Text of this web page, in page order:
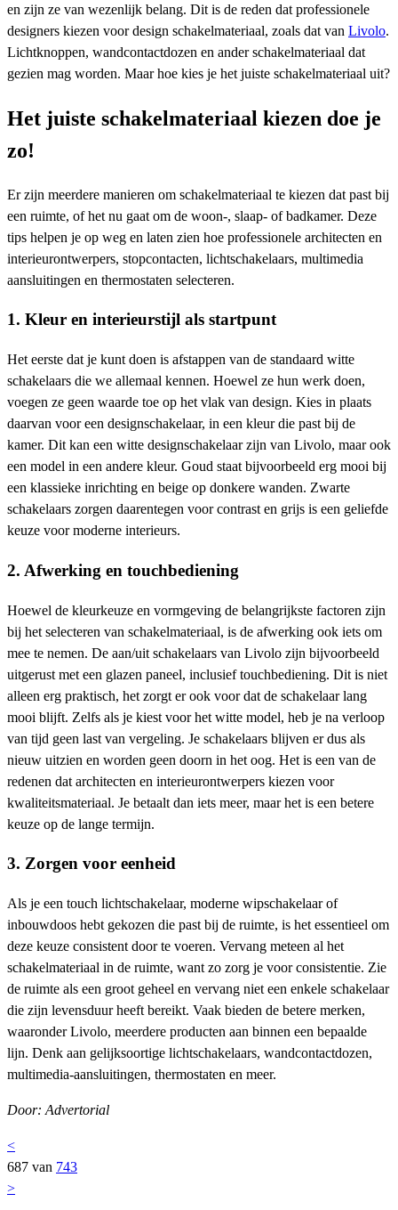
en zijn ze van wezenlijk belang. Dit is de reden dat professionele
designers kiezen voor design schakelmateriaal, zoals dat van Livolo.
Lichtknoppen, wandcontactdozen en ander schakelmateriaal dat
gezien mag worden. Maar hoe kies je het juiste schakelmateriaal uit?
Het juiste schakelmateriaal kiezen doe je
zo!
Er zijn meerdere manieren om schakelmateriaal te kiezen dat past bij
een ruimte, of het nu gaat om de woon-, slaap- of badkamer. Deze
tips helpen je op weg en laten zien hoe professionele architecten en
interieurontwerpers, stopcontacten, lichtschakelaars, multimedia
aansluitingen en thermostaten selecteren.
1. Kleur en interieurstijl als startpunt
Het eerste dat je kunt doen is afstappen van de standaard witte
schakelaars die we allemaal kennen. Hoewel ze hun werk doen,
voegen ze geen waarde toe op het vlak van design. Kies in plaats
daarvan voor een designschakelaar, in een kleur die past bij de
kamer. Dit kan een witte designschakelaar zijn van Livolo, maar ook
een model in een andere kleur. Goud staat bijvoorbeeld erg mooi bij
een klassieke inrichting en beige op donkere wanden. Zwarte
schakelaars zorgen daarentegen voor contrast en grijs is een geliefde
keuze voor moderne interieurs.
2. Afwerking en touchbediening
Hoewel de kleurkeuze en vormgeving de belangrijkste factoren zijn
bij het selecteren van schakelmateriaal, is de afwerking ook iets om
mee te nemen. De aan/uit schakelaars van Livolo zijn bijvoorbeeld
uitgerust met een glazen paneel, inclusief touchbediening. Dit is niet
alleen erg praktisch, het zorgt er ook voor dat de schakelaar lang
mooi blijft. Zelfs als je kiest voor het witte model, heb je na verloop
van tijd geen last van vergeling. Je schakelaars blijven er dus als
nieuw uitzien en worden geen doorn in het oog. Het is een van de
redenen dat architecten en interieurontwerpers kiezen voor
kwaliteitsmateriaal. Je betaalt dan iets meer, maar het is een betere
keuze op de lange termijn.
3. Zorgen voor eenheid
Als je een touch lichtschakelaar, moderne wipschakelaar of
inbouwdoos hebt gekozen die past bij de ruimte, is het essentieel om
deze keuze consistent door te voeren. Vervang meteen al het
schakelmateriaal in de ruimte, want zo zorg je voor consistentie. Zie
de ruimte als een groot geheel en vervang niet een enkele schakelaar
die zijn levensduur heeft bereikt. Vaak bieden de betere merken,
waaronder Livolo, meerdere producten aan binnen een bepaalde
lijn. Denk aan gelijksoortige lichtschakelaars, wandcontactdozen,
multimedia-aansluitingen, thermostaten en meer.
Door: Advertorial
<
687 van 743
>